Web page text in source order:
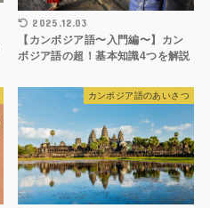
2025.12.03
【カンボジア語〜入門編〜】カン
ボジア語の超！基本知識4つを解説
カンボジア語のあいさつ